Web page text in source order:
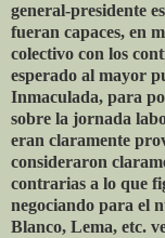
general-presidente
fueran capaces, en
colectivo con los
esperado al mayor
Inmaculada, para
sobre la jornada
eran claramente
consideraron
contrarias a lo que
negociando para el
Blanco, Lema, etc.